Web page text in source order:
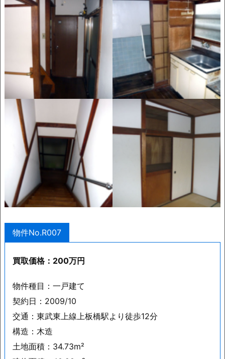
物件No.R007
買取価格：200万円
物件種目：一戸建て
契約日：2009/10
交通：東武東上線上板橋駅より徒歩12分
構造：木造
土地面積：34.73m²